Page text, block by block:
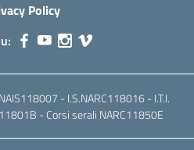
Policy
- I.S.NARC118016 - I.T.I.
- Corsi serali NARC11850E